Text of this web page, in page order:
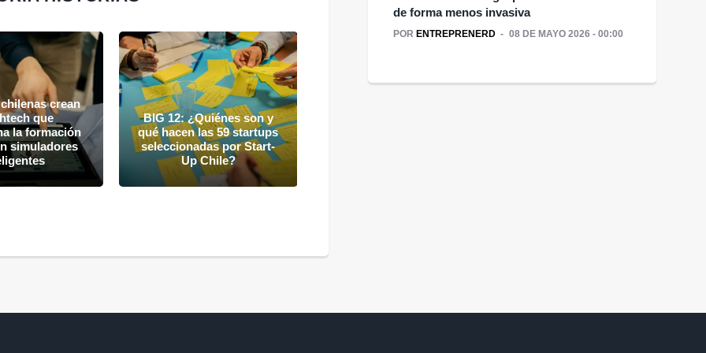
crean
que
la formación
simuladores
BIG 12: ¿Quiénes son y
qué hacen las 59 startups
seleccionadas por Start-
Up Chile?
de forma menos invasiva
POR ENTREPRENERD 08 DE MAYO 2026 - 00:00